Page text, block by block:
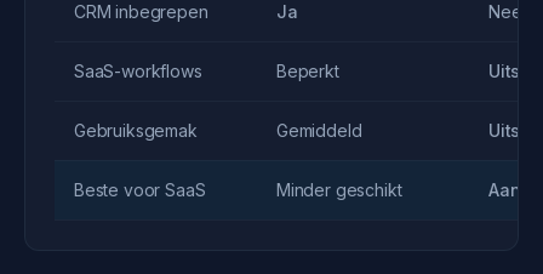
CRM inbegrepen Ja Nee
SaaS-workflows Beperkt
Gebruiksgemak Gemiddeld
Beste voor SaaS Minder geschikt